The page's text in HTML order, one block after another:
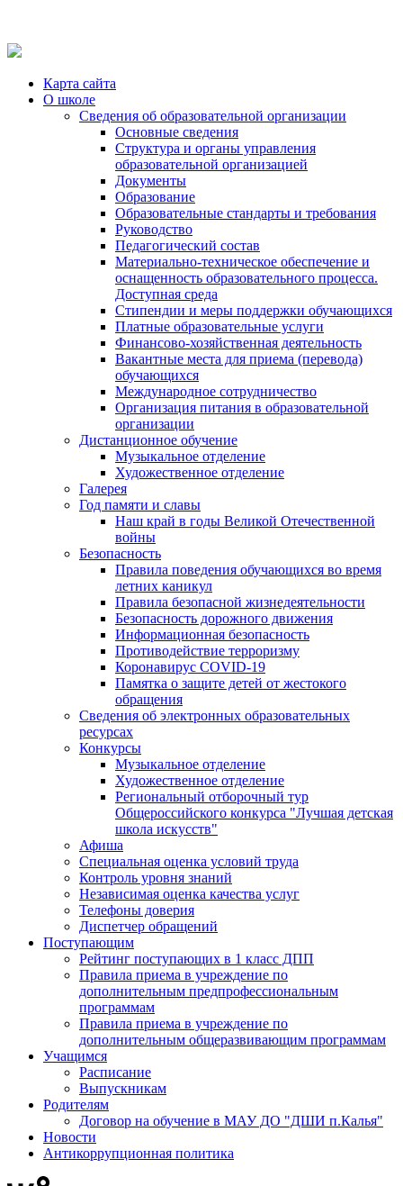
Карта сайта
О школе
Сведения об образовательной организации
Основные сведения
Структура и органы управления
образовательной организацией
Документы
Образование
Образовательные стандарты и требования
Руководство
Педагогический состав
Материально-техническое обеспечение и
оснащенность образовательного процесса.
Доступная среда
Стипендии и меры поддержки обучающихся
Платные образовательные услуги
Финансово-хозяйственная деятельность
Вакантные места для приема (перевода)
обучающихся
Международное сотрудничество
Организация питания в образовательной
организации
Дистанционное обучение
Музыкальное отделение
Художественное отделение
Галерея
Год памяти и славы
Наш край в годы Великой Отечественной
войны
Безопасность
Правила поведения обучающихся во время
летних каникул
Правила безопасной жизнедеятельности
Безопасность дорожного движения
Информационная безопасность
Противодействие терроризму
Коронавирус COVID-19
Памятка о защите детей от жестокого
обращения
Сведения об электронных образовательных
ресурсах
Конкурсы
Музыкальное отделение
Художественное отделение
Региональный отборочный тур
Общероссийского конкурса "Лучшая детская
школа искусств"
Афиша
Специальная оценка условий труда
Контроль уровня знаний
Независимая оценка качества услуг
Телефоны доверия
Диспетчер обращений
Поступающим
Рейтинг поступающих в 1 класс ДПП
Правила приема в учреждение по
дополнительным предпрофессиональным
программам
Правила приема в учреждение по
дополнительным общеразвивающим программам
Учащимся
Расписание
Выпускникам
Родителям
Договор на обучение в МАУ ДО "ДШИ п.Калья"
Новости
Антикоррупционная политика